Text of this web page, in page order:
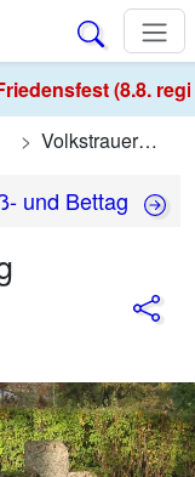
(8.8.
Volkstrauertag
und Bettag